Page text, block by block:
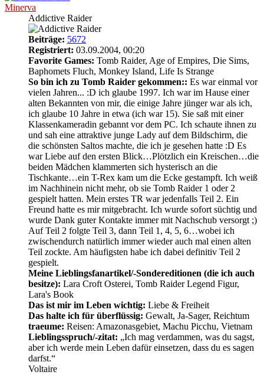
Minerva
Addictive Raider
Beiträge: 5672
Registriert: 03.09.2004, 00:20
Favorite Games: Tomb Raider, Age of Empires, Die Sims,
Baphomets Fluch, Monkey Island, Life Is Strange
So bin ich zu Tomb Raider gekommen:: Es war einmal vor
vielen Jahren... :D ich glaube 1997. Ich war im Hause einer
alten Bekannten von mir, die einige Jahre jünger war als ich,
ich glaube 10 Jahre in etwa (ich war 15). Sie saß mit einer
Klassenkameradin gebannt vor dem PC. Ich schaute ihnen zu
und sah eine attraktive junge Lady auf dem Bildschirm, die
die schönsten Saltos machte, die ich je gesehen hatte :D Es
war Liebe auf den ersten Blick…Plötzlich ein Kreischen…die
beiden Mädchen klammerten sich hysterisch an die
Tischkante…ein T-Rex kam um die Ecke gestampft. Ich weiß
im Nachhinein nicht mehr, ob sie Tomb Raider 1 oder 2
gespielt hatten. Mein erstes TR war jedenfalls Teil 2. Ein
Freund hatte es mir mitgebracht. Ich wurde sofort süchtig und
wurde Dank guter Kontakte immer mit Nachschub versorgt ;)
Auf Teil 2 folgte Teil 3, dann Teil 1, 4, 5, 6…wobei ich
zwischendurch natürlich immer wieder auch mal einen alten
Teil zockte. Am häufigsten habe ich dabei definitiv Teil 2
gespielt.
Meine Lieblingsfanartikel/-Sondereditionen (die ich auch
besitze): Lara Croft Osterei, Tomb Raider Legend Figur,
Lara's Book
Das ist mir im Leben wichtig: Liebe & Freiheit
Das halte ich für überflüssig: Gewalt, Ja-Sager, Reichtum
traeume: Reisen: Amazonasgebiet, Machu Picchu, Vietnam
Lieblingsspruch/-zitat: „Ich mag verdammen, was du sagst,
aber ich werde mein Leben dafür einsetzen, dass du es sagen
darfst.“
Voltaire